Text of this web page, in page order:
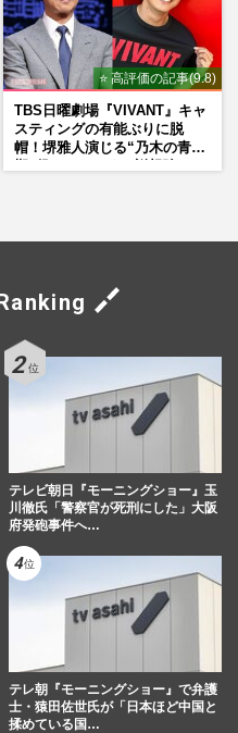
⭐ 高評価の記事(9.8)
TBS日曜劇場『VIVANT』キャ
スティングの有能ぶりに脱
帽！堺雅人演じる“乃木の青年
テレビ朝日『モーニングショー』玉
川徹氏「警察官が死刑にした」大阪
府発砲事件へ…
テレ朝『モーニングショー』で弁護
士・猿田佐世氏が「日本ほど中国と
揉めている国…